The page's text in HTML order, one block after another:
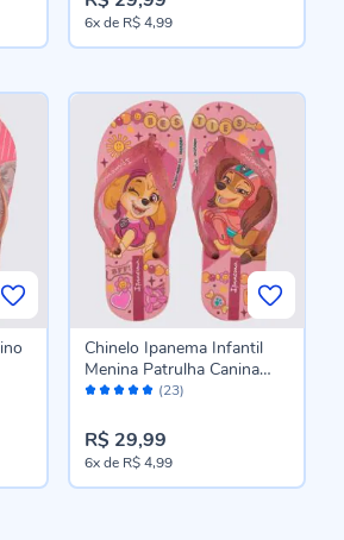
6xde R$ 4,99
Avaliação: (23)
Chinelo Ipanema Infantil
Menina Patrulha Canina
Rosa/Rosa Transparente
R$ 29,99
6xde R$ 4,99